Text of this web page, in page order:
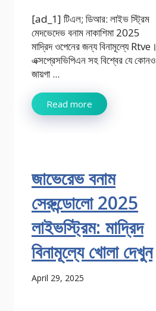
[ad_1] টিএল; ডিআর: লাইভ স্ট্রিম
মেদভেদেভ বনাম নাকাশিমা 2025
মাদ্রিদ ওপেনের জন্য বিনামূল্যে Rtve।
এক্সপ্রেসভিপিএন সহ বিশ্বের যে কোনও
জায়গা ...
Read more
জাভেরেভ বনাম
সেরুন্ডোলো 2025
লাইভস্ট্রিম: মাদ্রিদ
বিনামূল্যে খোলা দেখুন
April 29, 2025